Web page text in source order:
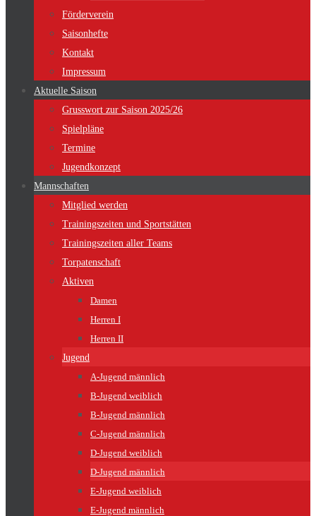
Förderverein
Saisonhefte
Kontakt
Impressum
Aktuelle Saison
Grusswort zur Saison 2025/26
Spielpläne
Termine
Jugendkonzept
Mannschaften
Mitglied werden
Trainingszeiten und Sportstätten
Trainingszeiten aller Teams
Torpatenschaft
Aktiven
Damen
Herren I
Herren II
Jugend
A-Jugend männlich
B-Jugend weiblich
B-Jugend männlich
C-Jugend männlich
D-Jugend weiblich
D-Jugend männlich
E-Jugend weiblich
E-Jugend männlich